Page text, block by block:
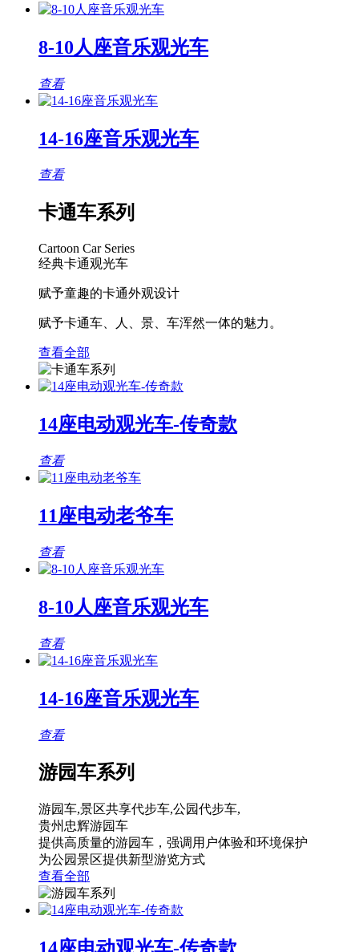
8-10人座音乐观光车
查看
14-16座音乐观光车
查看
卡通车系列
Cartoon Car Series
经典卡通观光车
赋予童趣的卡通外观设计
赋予卡通车、人、景、车浑然一体的魅力。
查看全部
14座电动观光车-传奇款
查看
11座电动老爷车
查看
8-10人座音乐观光车
查看
14-16座音乐观光车
查看
游园车系列
游园车,景区共享代步车,公园代步车,
贵州忠辉游园车
提供高质量的游园车，强调用户体验和环境保护
为公园景区提供新型游览方式
查看全部